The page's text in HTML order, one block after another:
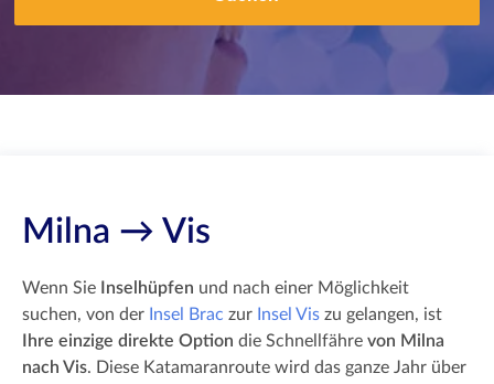
Milna → Vis
Wenn Sie Inselhüpfen und nach einer Möglichkeit
suchen, von der Insel Brac zur Insel Vis zu gelangen, ist
Ihre einzige direkte Option die Schnellfähre von Milna
nach Vis. Diese Katamaranroute wird das ganze Jahr über